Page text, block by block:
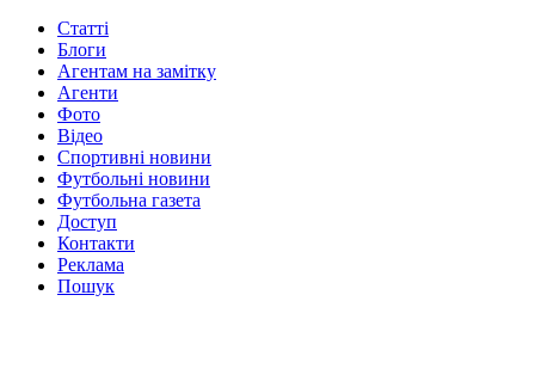
Статті
Блоги
Агентам на замітку
Агенти
Фото
Відео
Спортивні новини
Футбольні новини
Футбольна газета
Доступ
Контакти
Реклама
Пошук